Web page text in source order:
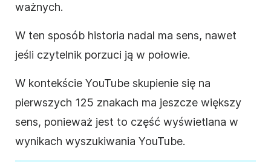
ważnych.
W ten sposób historia nadal ma sens, nawet
jeśli czytelnik porzuci ją w połowie.
W kontekście YouTube skupienie się na
pierwszych 125 znakach ma jeszcze większy
sens, ponieważ jest to część wyświetlana w
wynikach wyszukiwania YouTube.